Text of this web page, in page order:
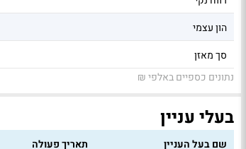
הון עצמי
סך מאזן
נתונים כספיים באלפי ₪
בעלי עניין
שם בעל העניין תאריך פעולה